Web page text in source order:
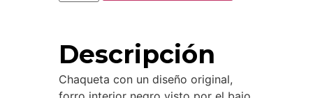
Descripción
Chaqueta con un diseño original,